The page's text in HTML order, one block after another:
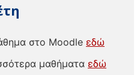
στο Moodle εδώ
μαθήματα εδώ